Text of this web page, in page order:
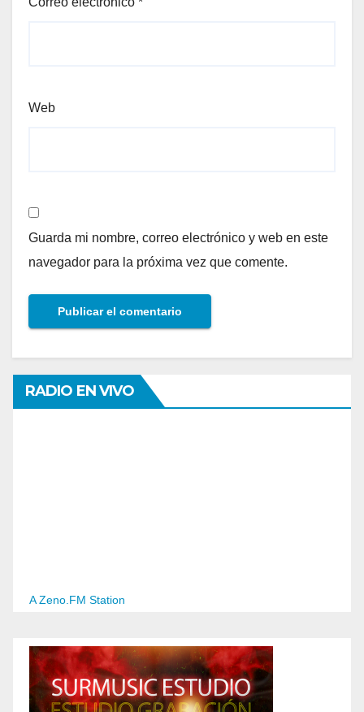
Web
Guarda mi nombre, correo electrónico y web en este
navegador para la próxima vez que comente.
RADIO EN VIVO
A Zeno.FM Station